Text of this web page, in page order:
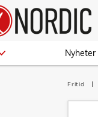
Nyheter
Fritid